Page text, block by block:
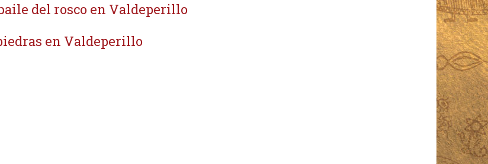
del rosco en Valdeperillo
en Valdeperillo